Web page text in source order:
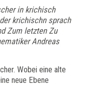
in krichisch
krichischn sprach
Zum letzten Zu
Andreas
Wobei eine alte
neue Ebene